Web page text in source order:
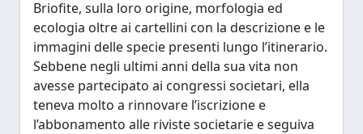
Briofite, sulla loro origine, morfologia ed
ecologia oltre ai cartellini con la descrizione e le
immagini delle specie presenti lungo l’itinerario.
Sebbene negli ultimi anni della sua vita non
avesse partecipato ai congressi societari, ella
teneva molto a rinnovare l’iscrizione e
l’abbonamento alle riviste societarie e seguiva